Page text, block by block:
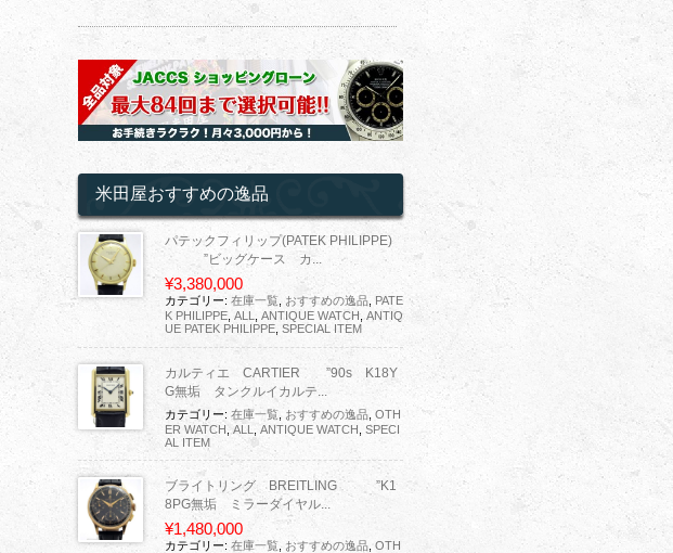
米田屋おすすめの逸品
パテックフィリップ(PATEK PHILIPPE)
”ビッグケース カ...
¥3,380,000
カテゴリー: 在庫一覧 おすすめの逸品 PATE
K PHILIPPE ALL ANTIQUE WATCH, ANTIQ
UE PATEK PHILIPPE SPECIAL ITEM
カルティエ CARTIER ”90s K18Y
G無垢 タンクルイカルテ...
カテゴリー: 在庫一覧 おすすめの逸品 OTH
ER WATCH ALL ANTIQUE WATCH SPECI
AL ITEM
ブライトリング BREITLING ”K1
8PG無垢 ミラーダイヤル...
¥1,480,000
カテゴリー: 在庫一覧, おすすめの逸品 OTH